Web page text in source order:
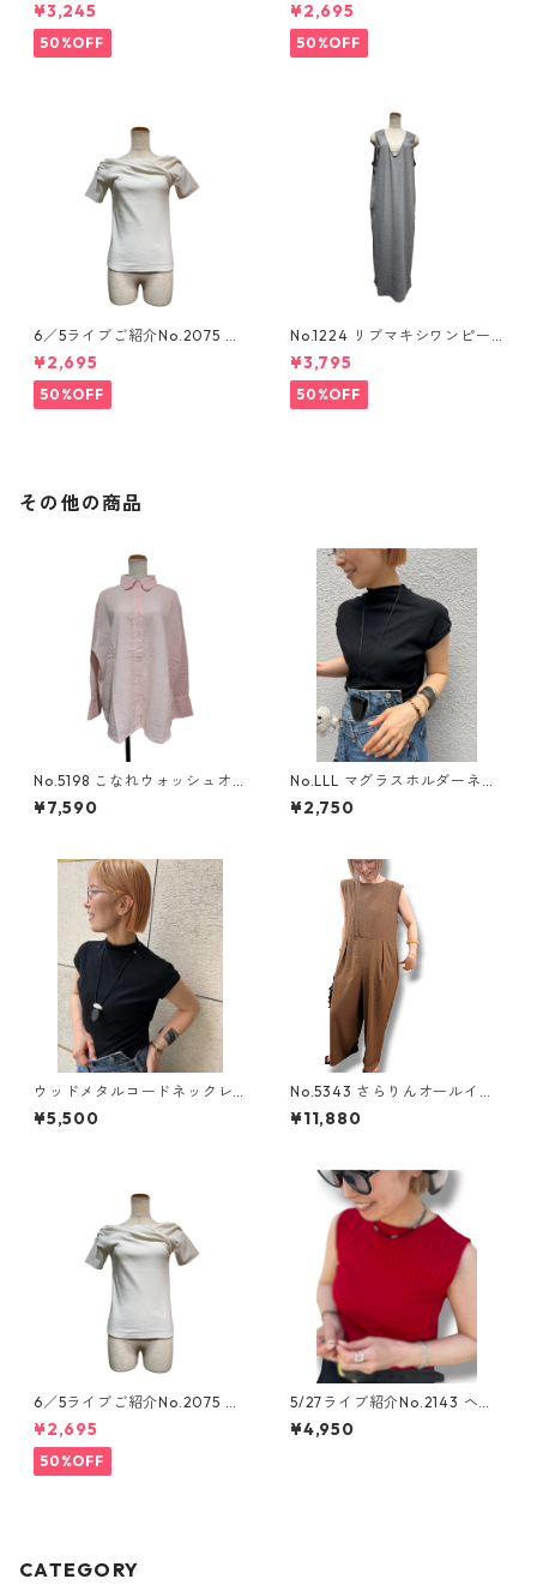
¥3,245
50%OFF
¥2,695
50%OFF
6／5ライブご紹介No.2075 ア
シンメトリーカットソー
¥2,695
50%OFF
No.1224 リブマキシワンピー
ス
¥3,795
50%OFF
その他の商品
No.5198 こなれウォッシュオ
ーバーシャツ
¥7,590
No.LLL マグラスホルダーネッ
クレス
¥2,750
ウッドメタルコードネックレ
ス
¥5,500
No.5343 さらりんオールイン
ワン
¥11,880
6／5ライブご紹介No.2075 ア
シンメトリーカットソー
¥2,695
50%OFF
5/27ライブ紹介No.2143 ヘル
シーリブtank top
¥4,950
CATEGORY